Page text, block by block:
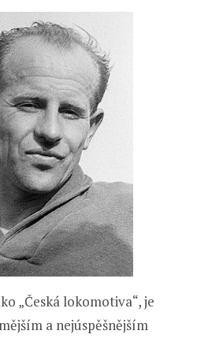
„Česká lokomotiva“, je
a nejúspěšnějším